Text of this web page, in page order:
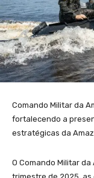
Comando Militar da
fortalecendo a
estratégicas da
O Comando Militar